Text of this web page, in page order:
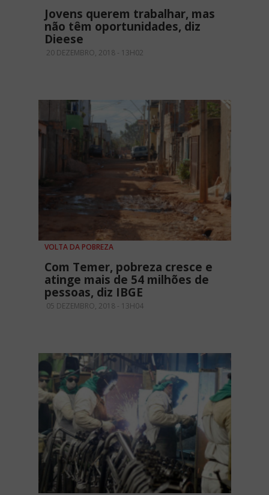
Jovens querem trabalhar, mas
não têm oportunidades, diz
Dieese
20 DEZEMBRO, 2018 - 13H02
VOLTA DA POBREZA
Com Temer, pobreza cresce e
atinge mais de 54 milhões de
pessoas, diz IBGE
05 DEZEMBRO, 2018 - 13H04